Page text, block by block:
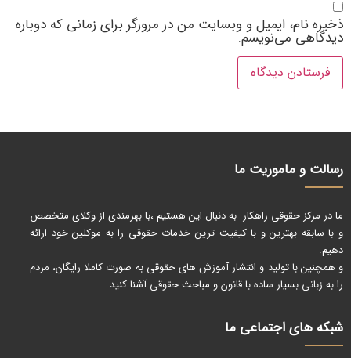
ذخیره نام، ایمیل و وبسایت من در مرورگر برای زمانی که دوباره
دیدگاهی می‌نویسم.
رسالت و ماموریت ما
ما در مرکز حقوقی راهکار به دنبال این هستیم ،با بهرمندی از وکلای متخصص
و با سابقه بهترین و با کیفیت ترین خدمات حقوقی را به موکلین خود ارائه
دهیم.
و همچنین با تولید و انتشار آموزش های حقوقی به صورت کاملا رایگان، مردم
را به زبانی بسیار ساده با قانون و مباحث حقوقی آشنا کنید.
شبکه های اجتماعی ما